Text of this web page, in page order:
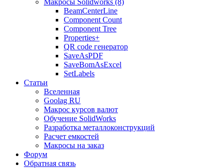
Макросы Solidworks (8)
BeamCenterLine
Component Count
Component Tree
Properties+
QR code генератор
SaveAsPDF
SaveBomAsExcel
SetLabels
Статьи
Вселенная
Goolag RU
Макрос курсов валют
Обучение SolidWorks
Разработка металлоконструкций
Расчет емкостей
Макросы на заказ
Форум
Обратная связь